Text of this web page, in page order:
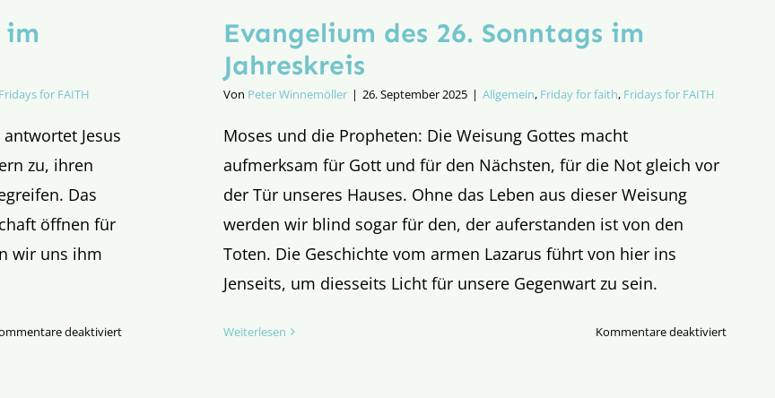
im
Fridays for FAITH
Jesus
zu, ihren
Das
öffnen für
wir uns ihm
deaktiviertfür
Evangelium des 26. Sonntags im
Jahreskreis
Von Peter Winnemöller | 26. September 2025 | Allgemein, Friday for faith, Fridays for FAITH
Moses und die Propheten: Die Weisung Gottes macht
aufmerksam für Gott und für den Nächsten, für die Not gleich vor
der Tür unseres Hauses. Ohne das Leben aus dieser Weisung
werden wir blind sogar für den, der auferstanden ist von den
Toten. Die Geschichte vom armen Lazarus führt von hier ins
Jenseits, um diesseits Licht für unsere Gegenwart zu sein.
Weiterlesen Kommentare deaktiviertfür